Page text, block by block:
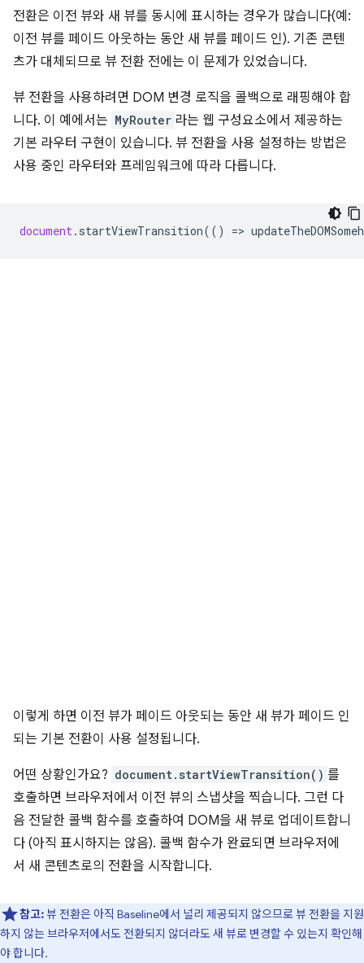
전환은 이전 뷰와 새 뷰를 동시에 표시하는 경우가 많습니다(예:
이전 뷰를 페이드 아웃하는 동안 새 뷰를 페이드 인). 기존 콘텐
츠가 대체되므로 뷰 전환 전에는 이 문제가 있었습니다.
뷰 전환을 사용하려면 DOM 변경 로직을 콜백으로 래핑해야 합
니다. 이 예에서는 MyRouter 라는 웹 구성요소에서 제공하는
기본 라우터 구현이 있습니다. 뷰 전환을 사용 설정하는 방법은
사용 중인 라우터와 프레임워크에 따라 다릅니다.
document. startViewTransition(() =>
이렇게 하면 이전 뷰가 페이드 아웃되는 동안 새 뷰가 페이드 인
되는 기본 전환이 사용 설정됩니다.
어떤 상황인가요? document.startViewTransition() 를
호출하면 브라우저에서 이전 뷰의 스냅샷을 찍습니다. 그런 다
음 전달한 콜백 함수를 호출하여 DOM을 새 뷰로 업데이트합니
다 (아직 표시하지는 않음). 콜백 함수가 완료되면 브라우저에
서 새 콘텐츠로의 전환을 시작합니다.
참고:뷰 전환은 아직 Baseline에서 널리 제공되지 않으므로 뷰 전환을 지원
하지 않는 브라우저에서도 전환되지 않더라도 새 뷰로 변경할 수 있는지 확인해
야 합니다.